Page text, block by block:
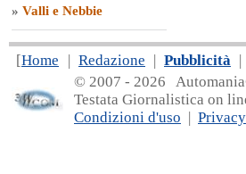
» Valli e Nebbie
[Home | Redazione | Pubblicità |
© 2007 - 2026
Testata Giornalistica on
Condizioni d'uso | Privacy